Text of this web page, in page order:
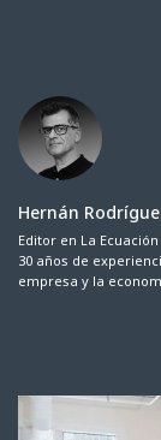
Hernán
Editor en La
30 años de
empresa y la